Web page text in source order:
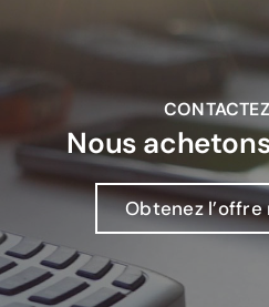
Nous
Obtenez